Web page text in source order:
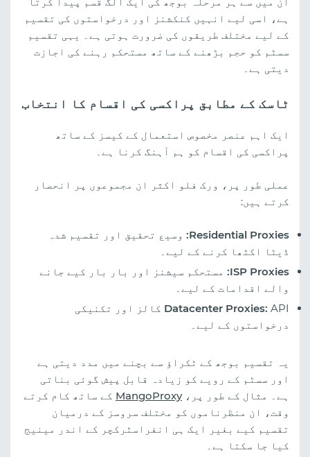
ہے، اسی لیے انہیں کنکشنز اور درخواستوں کی تقسیم
کے لیے مختلف طریقوں کی ضرورت ہوتی ہے۔ یہی تقسیم
سسٹم کو حجم بڑھنے کے ساتھ مستحکم رہنے کی اجازت
دیتی ہے۔
ٹاسک کے مطابق پراکسی کی اقسام کا انتخاب
ایک اہم عنصر مخصوص استعمال کے کیسز کے ساتھ
پراکسی کی اقسام کو ہم آہنگ کرنا ہے۔
عملی طور پر، ورک فلو اکثر ان مجموعوں پر انحصار
کرتے ہیں:
Residential Proxies:
وسیع تحقیق اور تقسیم شدہ
ڈیٹا اکٹھا کرنے کے لیے۔
ISP Proxies:
مستحکم سیشنز اور بار بار کیے جانے
والے اقدامات کے لیے۔
Datacenter Proxies: API کالز اور تکنیکی
درخواستوں کے لیے۔
یہ تقسیم بوجھ کے ٹکراؤ سے بچنے میں مدد دیتی ہے
اور سسٹم کے رویے کو زیادہ قابل پیش گوئی بناتی
ہے۔ مثال کے طور پر،MangoProxy کے ساتھ کام کرتے
وقت، ان منظرناموں کو مختلف سروسز کے درمیان
تقسیم کیے بغیر ایک ہی انفراسٹرکچر کے اندر مینیج
کیا جا سکتا ہے۔